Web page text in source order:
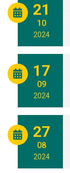
21
10
2024
17
09
2024
27
08
2024